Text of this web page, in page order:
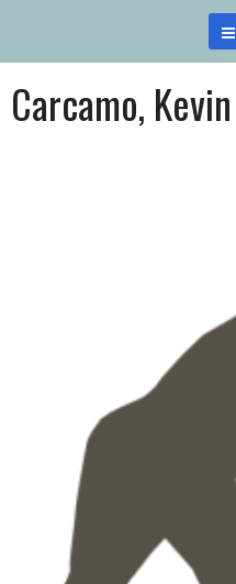
contenido
Carcamo, Kevin